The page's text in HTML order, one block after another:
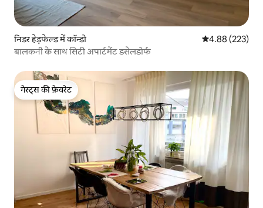
निडर हेड़फेल्ड में कॉन्डो औसत रेटिंग 5 में से
4.88 (223)
बालकनी के साथ सिटी अपार्टमेंट डसेलडोर्फ
गेस्ट्स की फ़ेवरेट
गेस्ट्स की फ़ेवरेट